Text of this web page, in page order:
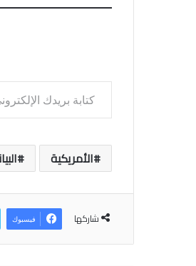
كتابة بريدك الإلكتروني...
الأمريكية
شاركها فيسبوك